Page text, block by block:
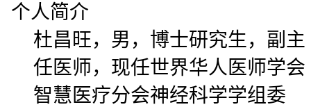
个人简介
杜昌旺，男，博士研究生，副主
任医师，现任世界华人医师学会
智慧医疗分会神经科学学组委